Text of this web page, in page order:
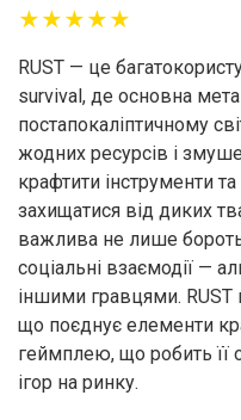
★★★★★
RUST — це
survival, де основна
постапокаліптичному
жодних ресурсів і
крафтити інструменти
захищатися від диких
важлива не лише
соціальні взаємодії —
іншими гравцями. RUST
що поєднує елементи
геймплею, що робить її
ігор на ринку.